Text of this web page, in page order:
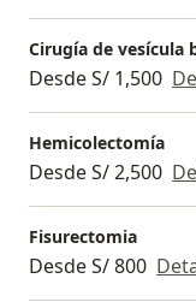
Cirugía de vesícula
Desde S/ 1,500
Hemicolectomía
Desde S/ 2,500
Fisurectomia
Desde S/ 800